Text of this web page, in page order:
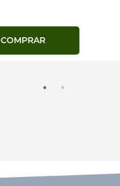
COMPRAR